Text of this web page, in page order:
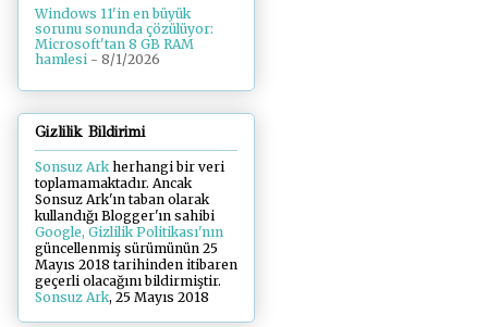
Windows 11'in en büyük
sorunu sonunda çözülüyor:
Microsoft'tan 8 GB RAM
hamlesi - 8/1/2026
Gizlilik Bildirimi
Sonsuz Arkherhangi bir veri
toplamamaktadır. Ancak
Sonsuz Ark'ın taban olarak
kullandığı Blogger'ın sahibi
Google, Gizlilik Politikası'nın
güncellenmiş sürümünün 25
Mayıs 2018 tarihinden itibaren
geçerli olacağını bildirmiştir.
Sonsuz Ark, 25 Mayıs 2018